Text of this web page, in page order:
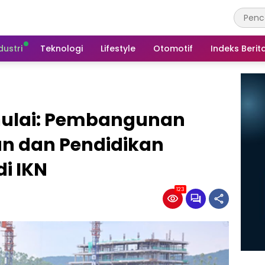
Teknologi Lifestyle Otomotif Indeks
Pembangunan
dan Pendidikan
IKN
123